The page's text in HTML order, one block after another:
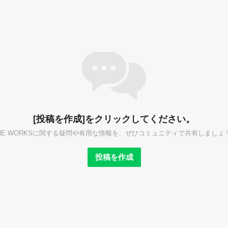
[投稿を作成]をクリックしてください。
WORKSに関する疑問や有用な情報を、ぜひコミュニティで共有しましょ
投稿を作成